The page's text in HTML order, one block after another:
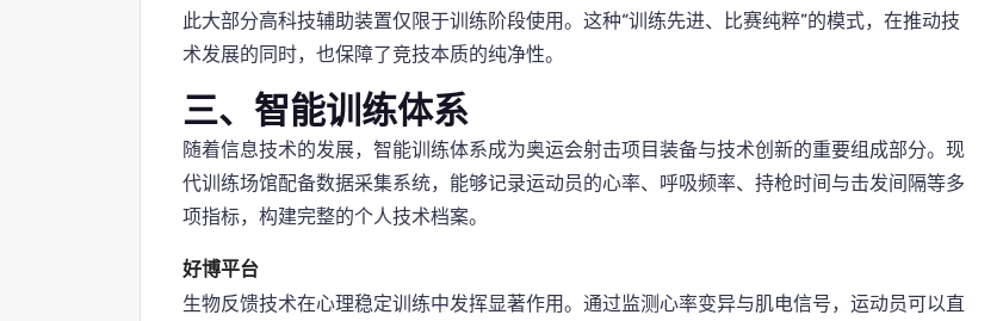
此大部分高科技辅助装置仅限于训练阶段使用。这种“训练先进、比赛纯粹”的模式，在推动技
术发展的同时，也保障了竞技本质的纯净性。
三、智能训练体系
随着信息技术的发展，智能训练体系成为奥运会射击项目装备与技术创新的重要组成部分。现
代训练场馆配备数据采集系统，能够记录运动员的心率、呼吸频率、持枪时间与击发间隔等多
项指标，构建完整的个人技术档案。
好博平台
生物反馈技术在心理稳定训练中发挥显著作用。通过监测心率变异与肌电信号，运动员可以直